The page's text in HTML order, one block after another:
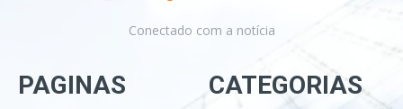
Conectado com a notícia
PAGINAS CATEGORIAS